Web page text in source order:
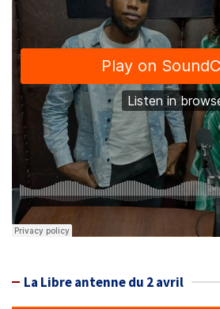
La Libre antenne du 2 avril